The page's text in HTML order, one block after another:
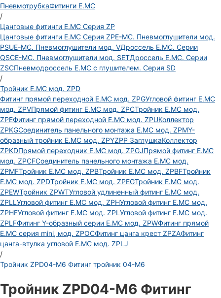
ПневмотрубкаФитинги E.MC
/
Цанговые фитинги E.MC Серия ZP
Цанговые фитинги E.MC Серия ZPE-MC. Пневмоглушители мод.
PSUE-MC. Пневмоглушители мод. VДроссель E.MC. Серии
QSCE-MC. Пневмоглушители мод. SETДроссель E.MC. Серии
ZSCПневмодроссель E.MC с глушителем. Серия SD
/
Тройник E.MC мод. ZPD
Фитинг прямой переходной E.MC мод. ZPGУгловой фитинг E.MC
мод. ZPVПрямой фитинг E.MC мод. ZPCТройник E.MC мод.
ZPEФитинг прямой переходной E.MC мод. ZPUКоллектор
ZPKGСоединитель панельного монтажа E.MC мод. ZPMY-
образный тройник E.MC мод. ZPYZPP ЗаглушкаКоллектор
ZPKDПрямой переходник E.MC мод. ZPGJПрямой фитинг E.MC
мод. ZPCFСоединитель панельного монтажа E.MC мод.
ZPMFТройник E.MC мод. ZPBТройник E.MC мод. ZPBFТройник
E.MC мод. ZPDТройник E.MC мод. ZPEGТройник E.MC мод.
ZPEWТройник ZPWTУгловой удлиненный фитинг E.MC мод.
ZPLL Угловой фитинг E.MC мод. ZPHУгловой фитинг E.MC мод.
ZPHFУгловой фитинг E.MC мод. ZPL Угловой фитинг E.MC мод.
ZPLFФитинг Y-образный серии E.MC мод. ZPWФитинг прямой
E.MC серия mini, мод. ZPOCФитинг цанга крест ZPZAФитинг
цанга-втулка угловой Е.МС мод. ZPLJ
/
Тройник ZPD04-M6 Фитинг тройник 04-M6
Тройник ZPD04-M6 Фитинг